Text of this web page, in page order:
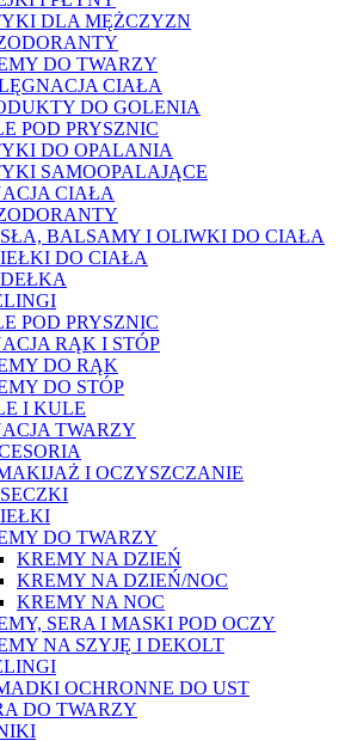
DLA MĘŻCZYZN
DO TWARZY
CIAŁA
DO GOLENIA
POD PRYSZNIC
DO OPALANIA
SAMOOPALAJĄCE
CIAŁA
BALSAMY I OLIWKI DO CIAŁA
DO CIAŁA
POD PRYSZNIC
RĄK I STÓP
DO RĄK
DO STÓP
I KULE
TWARZY
I OCZYSZCZANIE
DO TWARZY
KREMY NA DZIEŃ
KREMY NA DZIEŃ/NOC
KREMY NA NOC
SERA I MASKI POD OCZY
NA SZYJĘ I DEKOLT
OCHRONNE DO UST
DO TWARZY